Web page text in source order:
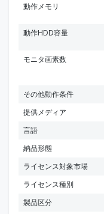
動作メモリ
動作HDD容量
モニタ画素数
その他動作条件
提供メディア
言語
納品形態
ライセンス対象市場
ライセンス種別
製品区分